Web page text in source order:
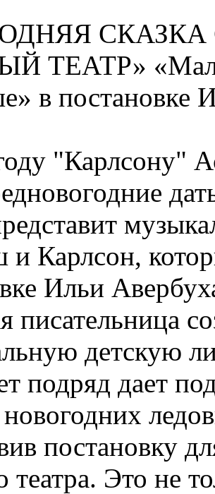
СКАЗКА
ТЕАТР»
в
"Карлсону"
Карлсон,
Ильи
писательница
детскую
подряд дает
постановку
театра. Это не